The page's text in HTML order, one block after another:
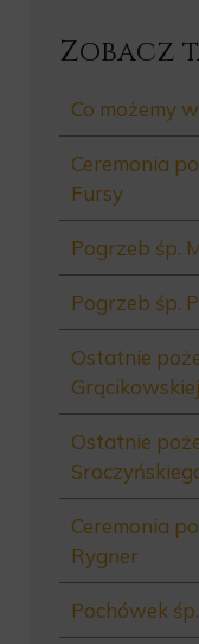
Zobacz
Co możemy
Ceremonia
Fursy
Pogrzeb śp.
Pogrzeb śp.
Ostatnie
Grącikowskiej
Ostatnie
Ceremonia
Rygner
Pochówek